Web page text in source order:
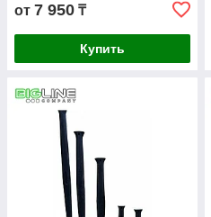
от 7 950 ₸
Купить